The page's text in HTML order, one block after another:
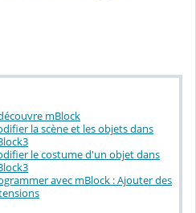
mBlock
la scène et les objets dans
le costume d'un objet dans
avec mBlock : Ajouter des